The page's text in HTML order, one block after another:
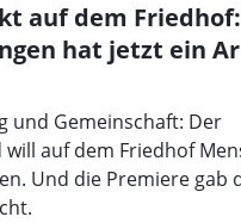
auf dem Friedhof:
hat jetzt ein
und Gemeinschaft: Der
auf dem Friedhof
Und die Premiere gab